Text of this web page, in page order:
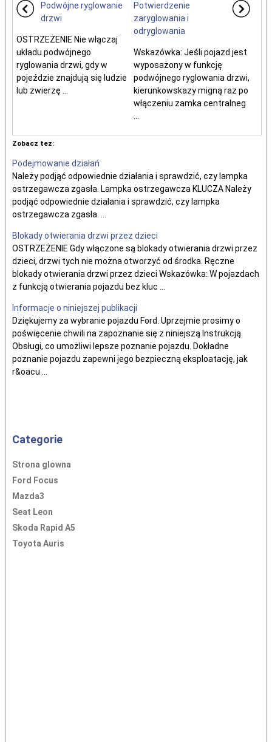
Podwójne ryglowanie
drzwi
OSTRZEŻENIE Nie włączaj
układu podwójnego
ryglowania drzwi, gdy w
pojeździe znajdują się ludzie
lub zwierzę ...
Potwierdzenie
zaryglowania i
odryglowania
Wskazówka: Jeśli pojazd jest
wyposażony w funkcję
podwójnego ryglowania drzwi,
kierunkowskazy migną raz po
włączeniu zamka centralneg
Zobacz tez:
Podejmowanie działań
Należy podjąć odpowiednie działania i sprawdzić, czy lampka
ostrzegawcza zgasła. Lampka ostrzegawcza KLUCZA Należy
podjąć odpowiednie działania i sprawdzić, czy lampka
ostrzegawcza zgasła. ...
Blokady otwierania drzwi przez dzieci
OSTRZEŻENIE Gdy włączone są blokady otwierania drzwi przez
dzieci, drzwi tych nie można otworzyć od środka. Ręczne
blokady otwierania drzwi przez dzieci Wskazówka: W pojazdach
z funkcją otwierania pojazdu bez kluc ...
Informacje o niniejszej publikacji
Dziękujemy za wybranie pojazdu Ford. Uprzejmie prosimy o
poświęcenie chwili na zapoznanie się z niniejszą Instrukcją
Obsługi, co umożliwi lepsze poznanie pojazdu. Dokładne
poznanie pojazdu zapewni jego bezpieczną eksploatację, jak
r&oacu ...
Categorie
Strona glowna
Ford Focus
Mazda3
Seat Leon
Skoda Rapid A5
Toyota Auris